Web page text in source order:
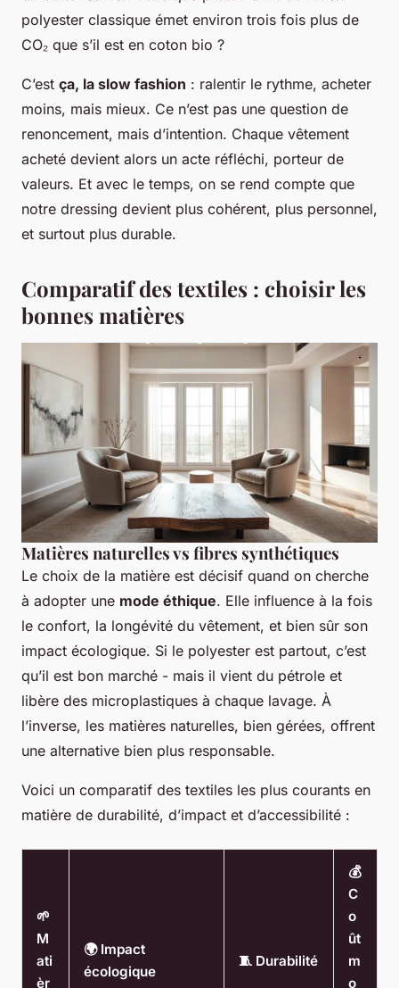
polyester classique émet environ trois fois plus de
CO₂ que s’il est en coton bio ?
C’est ça, la slow fashion : ralentir le rythme, acheter
moins, mais mieux. Ce n’est pas une question de
renoncement, mais d’intention. Chaque vêtement
acheté devient alors un acte réfléchi, porteur de
valeurs. Et avec le temps, on se rend compte que
notre dressing devient plus cohérent, plus personnel,
et surtout plus durable.
Comparatif des textiles : choisir les
bonnes matières
Matières naturelles vs fibres synthétiques
Le choix de la matière est décisif quand on cherche
à adopter une mode éthique. Elle influence à la fois
le confort, la longévité du vêtement, et bien sûr son
impact écologique. Si le polyester est partout, c’est
qu’il est bon marché - mais il vient du pétrole et
libère des microplastiques à chaque lavage. À
l’inverse, les matières naturelles, bien gérées, offrent
une alternative bien plus responsable.
Voici un comparatif des textiles les plus courants en
matière de durabilité, d’impact et d’accessibilité :
🌱
M
ati
èr
🌍 Impact
écologique
🧵 Durabilité
💰
C
o
ût
m
o